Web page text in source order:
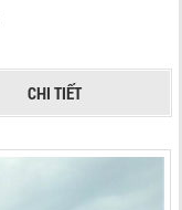
CHI TIẾT